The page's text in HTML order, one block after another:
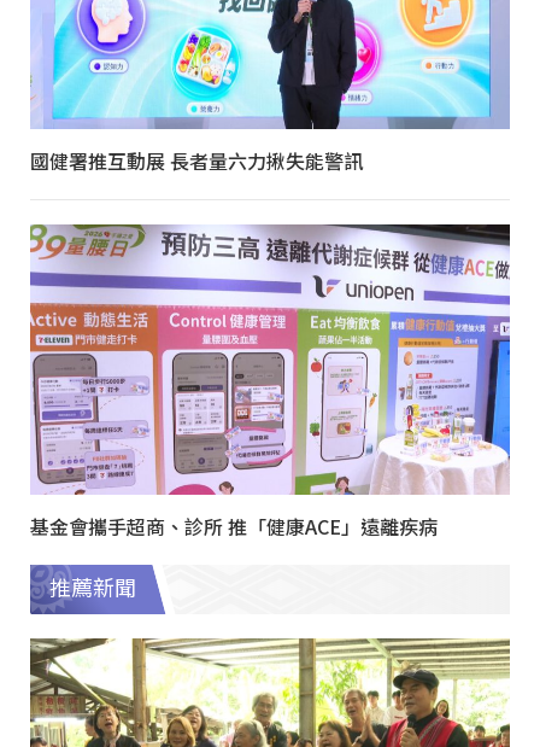
國健署推互動展 長者量六力揪失能警訊
基金會攜手超商、診所 推「健康ACE」遠離疾病
推薦新聞